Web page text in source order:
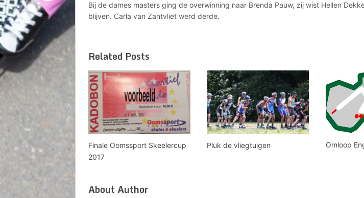
Bij de dames masters ging de overwinning naar Brenda Pauw, zij wist Hellen
blijven. Carla van Zantvliet werd derde.
Related Posts
Finale Oomssport Skeelercup
2017
Pluk de vliegtuigen Omloop
About Author